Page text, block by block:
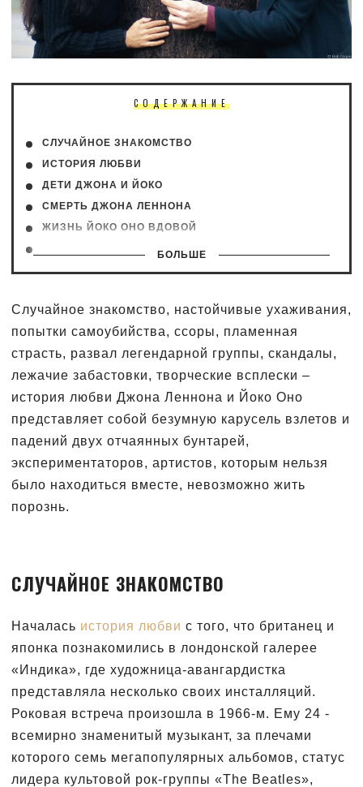
СОДЕРЖАНИЕ
СЛУЧАЙНОЕ ЗНАКОМСТВО
ИСТОРИЯ ЛЮБВИ
ДЕТИ ДЖОНА И ЙОКО
СМЕРТЬ ДЖОНА ЛЕННОНА
ЖИЗНЬ ЙОКО ОНО ВДОВОЙ
БОЛЬШЕ
Случайное знакомство, настойчивые ухаживания,
попытки самоубийства, ссоры, пламенная
страсть, развал легендарной группы, скандалы,
лежачие забастовки, творческие всплески –
история любви Джона Леннона и Йоко Оно
представляет собой безумную карусель взлетов и
падений двух отчаянных бунтарей,
экспериментаторов, артистов, которым нельзя
было находиться вместе, невозможно жить
порознь.
СЛУЧАЙНОЕ ЗНАКОМСТВО
Началась история любви с того, что британец и
японка познакомились в лондонской галерее
«Индика», где художница-авангардистка
представляла несколько своих инсталляций.
Роковая встреча произошла в 1966-м. Ему 24 -
всемирно знаменитый музыкант, за плечами
которого семь мегапопулярных альбомов, статус
лидера культовой рок-группы «The Beatles»,